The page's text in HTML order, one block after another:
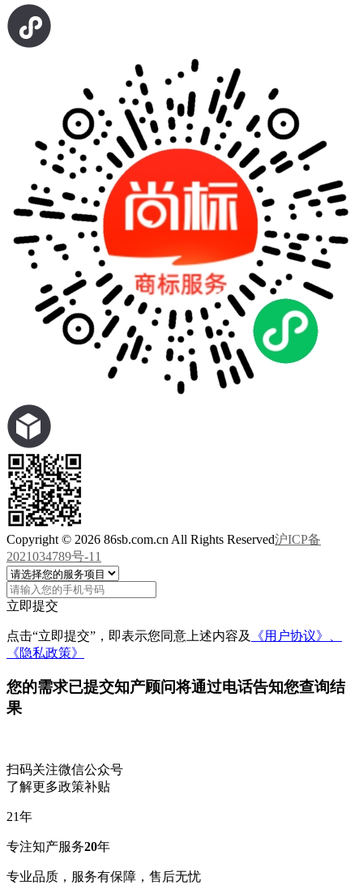
Copyright © 2026 86sb.com.cn All Rights Reserved沪ICP备
2021034789号-11
立即提交
点击“立即提交”，即表示您同意上述内容及
《用户协议》、
《隐私政策》
您的需求已提交知产顾问将通过电话告知您查询结
果
扫码关注微信公众号
了解更多政策补贴
21年
专注知产服务20年
专业品质，服务有保障，售后无忧